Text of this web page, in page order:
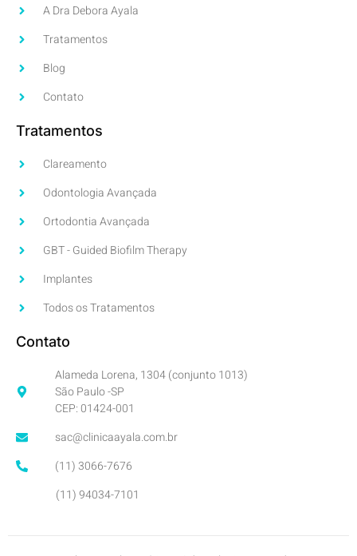
A Dra Debora Ayala
Tratamentos
Blog
Contato
Tratamentos
Clareamento
Odontologia Avançada
Ortodontia Avançada
GBT - Guided Biofilm Therapy
Implantes
Todos os Tratamentos
Contato
Alameda Lorena, 1304 (conjunto 1013)
São Paulo -SP
CEP: 01424-001
sac@clinicaayala.com.br
(11) 3066-7676
(11) 94034-7101